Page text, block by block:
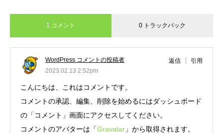
1 コメント 0 トラックバック
WordPress コメントの投稿者
2023.02.13 2:52pm
返信 引用
こんにちは、これはコメントです。
コメントの承認、編集、削除を始めるにはダッシュボード
の「コメント」画面にアクセスしてください。
コメントのアバターは「Gravatar 」から取得されます。